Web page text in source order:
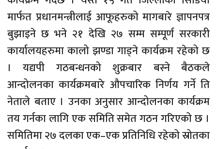
मार्फत प्रधानमन्त्रीलाई आफूहरुको मागबारे ज्ञापनपत्र
बुझाइने छ भने २१ देखि २७ सम्म सम्पूर्ण सरकारी
कार्यालयहरुमा कालो झण्डा गाड्ने कार्यक्रम रहेको छ
। यद्यपी गठबन्धनको शुक्रबार बस्ने बैठकले
आन्दोलनका कार्यक्रमबारे औपचारिक निर्णय गर्ने ति
नेताले बताए । उनका अनुसार आन्दोलनका कार्यक्रम
तय गर्नका लागि एक समिति समेत गठन गरिएको छ ।
समितिमा २७ दलका एक–एक प्रतिनिधि रहेको स्रोतका